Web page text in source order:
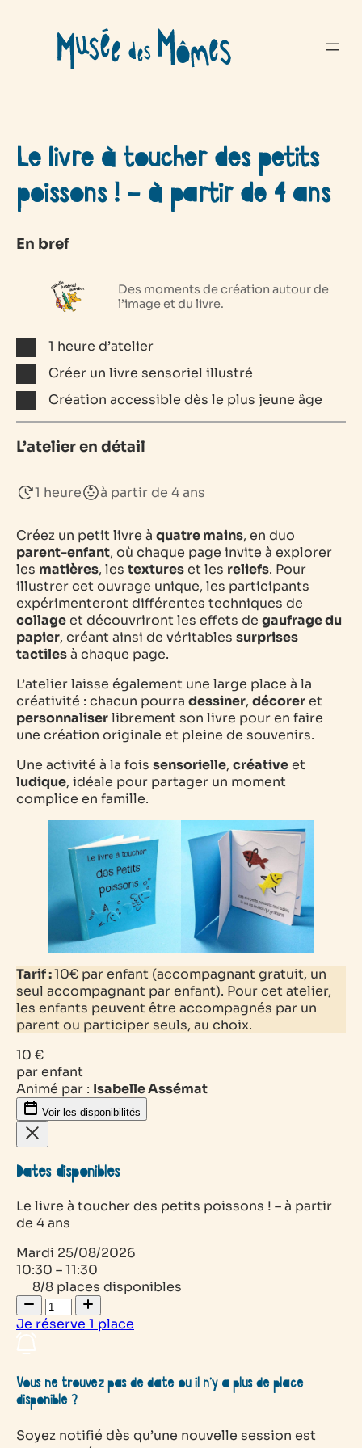
contenu
Le livre à toucher des petits
poissons ! – à partir de 4 ans
En bref
Des moments de création autour de
l’image et du livre.
1 heure d’atelier
Créer un livre sensoriel illustré
Création accessible dès le plus jeune âge
L’atelier en détail
1 heure à partir de 4 ans
Créez un petit livre à quatre mains, en duo
parent-enfant, où chaque page invite à explorer
les matières, les textureset les reliefs. Pour
illustrer cet ouvrage unique, les participants
expérimenteront différentes techniques de
collageet découvriront les effets de gaufrage du
papier, créant ainsi de véritables surprises
tactilesà chaque page.
L’atelier laisse également une large place à la
créativité : chacun pourra dessiner, décoreret
personnaliserlibrement son livre pour en faire
une création originale et pleine de souvenirs.
Une activité à la fois sensorielle, créativeet
ludique, idéale pour partager un moment
complice en famille.
Tarif :10€ par enfant (accompagnant gratuit, un
seul accompagnant par enfant). Pour cet atelier,
les enfants peuvent être accompagnés par un
parent ou participer seuls, au choix.
10 €
par enfant
Animé par : Isabelle Assémat
Voir les disponibilités
Dates disponibles
Le livre à toucher des petits poissons ! – à partir
de 4 ans
Mardi 25/08/2026
10:30 – 11:30
8/8 places disponibles
Je réserve 1 place
Vous ne trouvez pas de date ou il n’y a plus de place
disponible ?
Soyez notifié dès qu’une nouvelle session est